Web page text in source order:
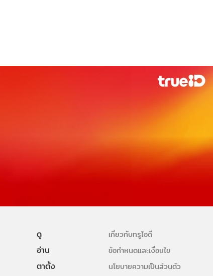
ดู
อ่าน
ตาตั้ง
เกี่ยวกับทรูไอดี
ข้อกำหนดและเงื่อนไข
นโยบายความเป็นส่วนตัว